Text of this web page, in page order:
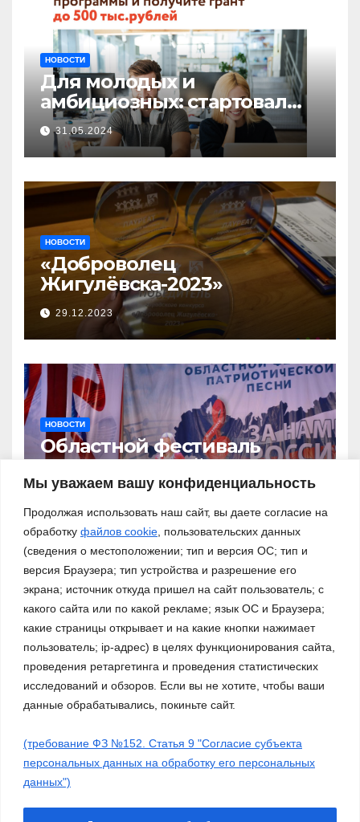
Мы уважаем вашу конфиденциальность
Продолжая использовать наш сайт, вы даете согласие на
обработку файлов cookie , пользовательских данных
(сведения о местоположении; тип и версия ОС; тип и
версия Браузера; тип устройства и разрешение его
экрана; источник откуда пришел на сайт пользователь; с
какого сайта или по какой рекламе; язык ОС и Браузера;
какие страницы открывает и на какие кнопки нажимает
пользователь; ip-адрес) в целях функционирования сайта,
проведения ретаргетинга и проведения статистических
исследований и обзоров. Если вы не хотите, чтобы ваши
данные обрабатывались, покиньте сайт.
(требование ФЗ №152. Статья 9 "Согласие субъекта
персональных данных на обработку его персональных
данных")
НОВОСТИ
Для молодых и
амбициозных: стартовал
прием заявок на участие в
бизнес-акселераторе «Ты
предприниматель»
31.05.2024
НОВОСТИ
«Доброволец
Жигулёвска-2023»
29.12.2023
НОВОСТИ
Областной фестиваль
патриотической песни «За
нами – Россия!»
Сайт работает на WordPress|Тема: Newsup, авторThemeansar
Молодежные объединения Нормативные документы